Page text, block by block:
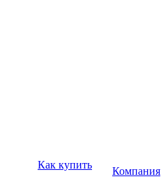
Как купить
Компания